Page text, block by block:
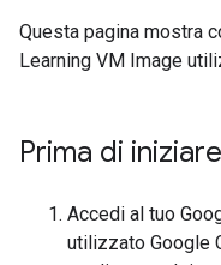
Questa pagina mostra
Learning VM Image
Prima di iniziare
Accedi al tuo
utilizzato Google